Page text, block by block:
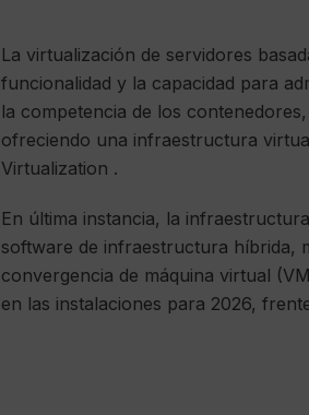
La virtualización de servidores
funcionalidad y la capacidad para
la competencia de los
ofreciendo una infraestructura
Virtualization .
En última instancia, la
software de infraestructura híbrida,
convergencia de máquina virtual
en las instalaciones para 2026,